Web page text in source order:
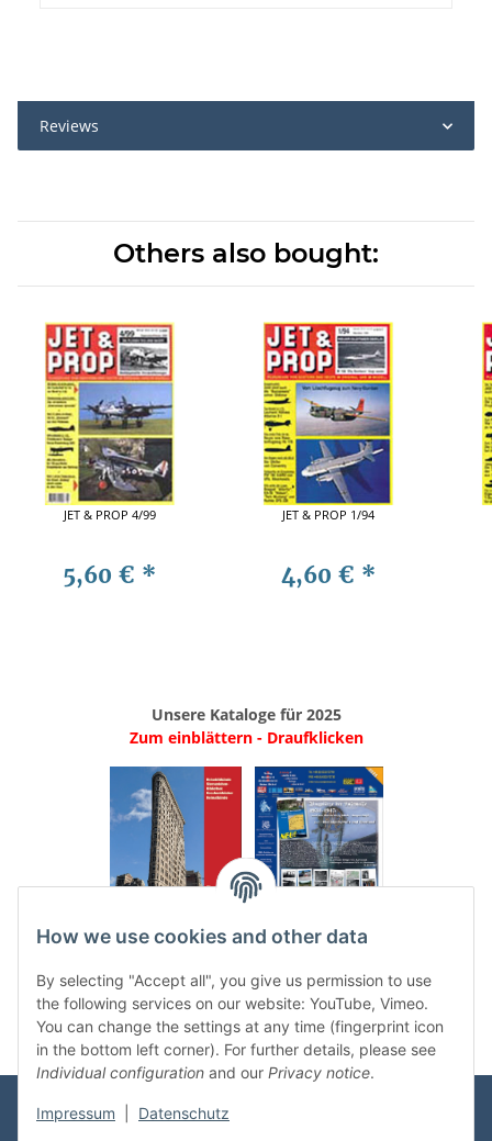
Reviews
Others also bought:
JET & PROP 4/99
5,60 € *
JET & PROP 1/94
4,60 € *
Unsere Kataloge für 2025
Zum einblättern - Draufklicken
. ..
Categories
How we use cookies and other data
By selecting "Accept all", you give us permission to use
the following services on our website: YouTube, Vimeo.
You can change the settings at any time (fingerprint icon
in the bottom left corner). For further details, please see
Individual configuration and our Privacy notice.
Impressum Datenschutz